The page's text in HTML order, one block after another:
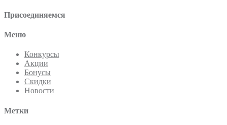
Присоединяемся
Меню
Конкурсы
Акции
Бонусы
Скидки
Новости
Метки